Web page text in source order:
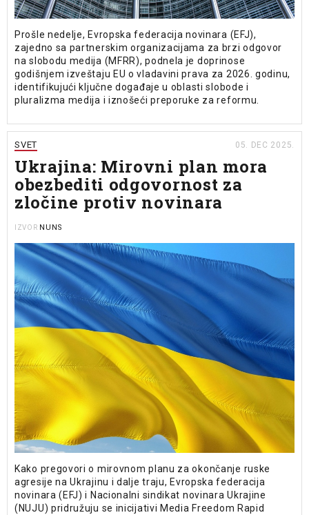
Prošle nedelje, Evropska federacija novinara (EFJ),
zajedno sa partnerskim organizacijama za brzi odgovor
na slobodu medija (MFRR), podnela je doprinose
godišnjem izveštaju EU o vladavini prava za 2026. godinu,
identifikujući ključne događaje u oblasti slobode i
pluralizma medija i iznošeći preporuke za reformu.
SVET 05. DEC 2025.
Ukrajina: Mirovni plan mora
obezbediti odgovornost za
zločine protiv novinara
IZVOR NUNS
Kako pregovori o mirovnom planu za okončanje ruske
agresije na Ukrajinu i dalje traju, Evropska federacija
novinara (EFJ) i Nacionalni sindikat novinara Ukrajine
(NUJU) pridružuju se inicijativi Media Freedom Rapid